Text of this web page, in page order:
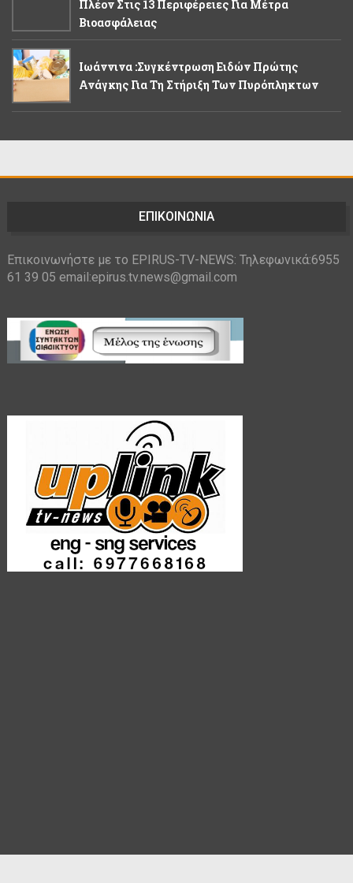
Πλέον Στις 13 Περιφέρειες Για Μέτρα
Βιοασφάλειας
Ιωάννινα :Συγκέντρωση Ειδών Πρώτης
Ανάγκης Για Τη Στήριξη Των Πυρόπληκτων
ΕΠΙΚΟΙΝΩΝΙΑ
Επικοινωνήστε με το EPIRUS-TV-NEWS: Τηλεφωνικά:6955
61 39 05 email:epirus.tv.news@gmail.com